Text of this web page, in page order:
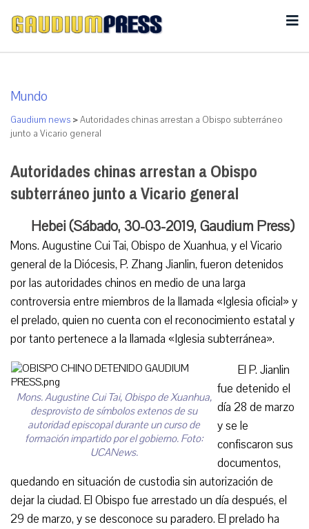
Mundo
Gaudium news >Autoridades chinas arrestan a Obispo subterráneo
junto a Vicario general
Autoridades chinas arrestan a Obispo
subterráneo junto a Vicario general
Hebei (Sábado, 30-03-2019, Gaudium Press)
Mons. Augustine Cui Tai, Obispo de Xuanhua, y el Vicario
general de la Diócesis, P. Zhang Jianlin, fueron detenidos
por las autoridades chinos en medio de una larga
controversia entre miembros de la llamada «Iglesia oficial» y
el prelado, quien no cuenta con el reconocimiento estatal y
por tanto pertenece a la llamada «Iglesia subterránea».
Mons. Augustine Cui Tai, Obispo de Xuanhua,
desprovisto de símbolos extenos de su
autoridad episcopal durante un curso de
formación impartido por el gobierno. Foto:
UCANews.
El P. Jianlin
fue detenido el
día 28 de marzo
y se le
confiscaron sus
documentos,
quedando en situación de custodia sin autorización de
dejar la ciudad. El Obispo fue arrestado un día después, el
29 de marzo, y se desconoce su paradero. El prelado ha